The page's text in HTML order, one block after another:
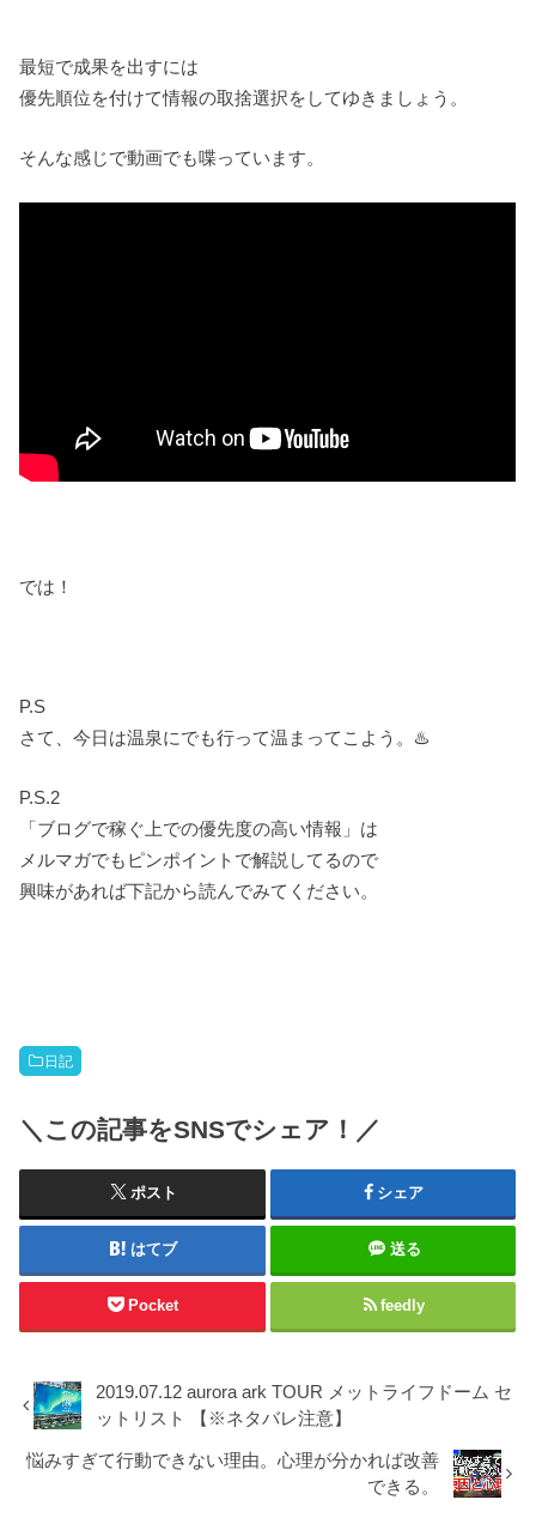
最短で成果を出すには
優先順位を付けて情報の取捨選択をしてゆきましょう。
そんな感じで動画でも喋っています。
では！
P.S
さて、今日は温泉にでも行って温まってこよう。♨️
P.S.2
「ブログで稼ぐ上での優先度の高い情報」は
メルマガでもピンポイントで解説してるので
興味があれば下記から読んでみてください。
日記
＼この記事をSNSでシェア！／
ポスト シェア
はてブ 送る
Pocket feedly
2019.07.12 aurora ark TOUR メットライフドーム セ
ットリスト 【※ネタバレ注意】
悩みすぎて行動できない理由。心理が分かれば改善
できる。